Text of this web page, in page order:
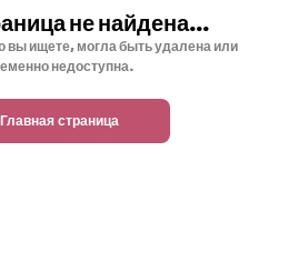
не найдена...
вы ищете, могла быть удалена или
недоступна.
Главная страница